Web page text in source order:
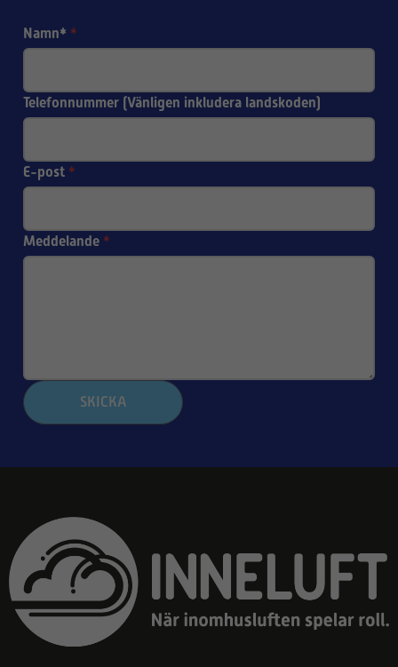
på nätet!
Namn* *
Telefonnummer (Vänligen inkludera landskoden)
E-post *
Meddelande *
SKICKA